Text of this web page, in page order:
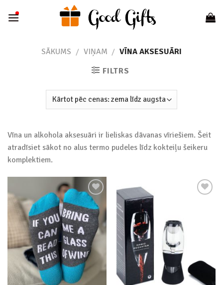
SĀKUMS / VIŅAM / VĪNA AKSESUĀRI
FILTRS
Vīna un alkohola aksesuāri ir lieliskas dāvanas vīriešiem. Šeit
atradīsiet sākot no alus termo pudeles līdz kokteiļu šeikeru
komplektiem.
Add to
wishlist